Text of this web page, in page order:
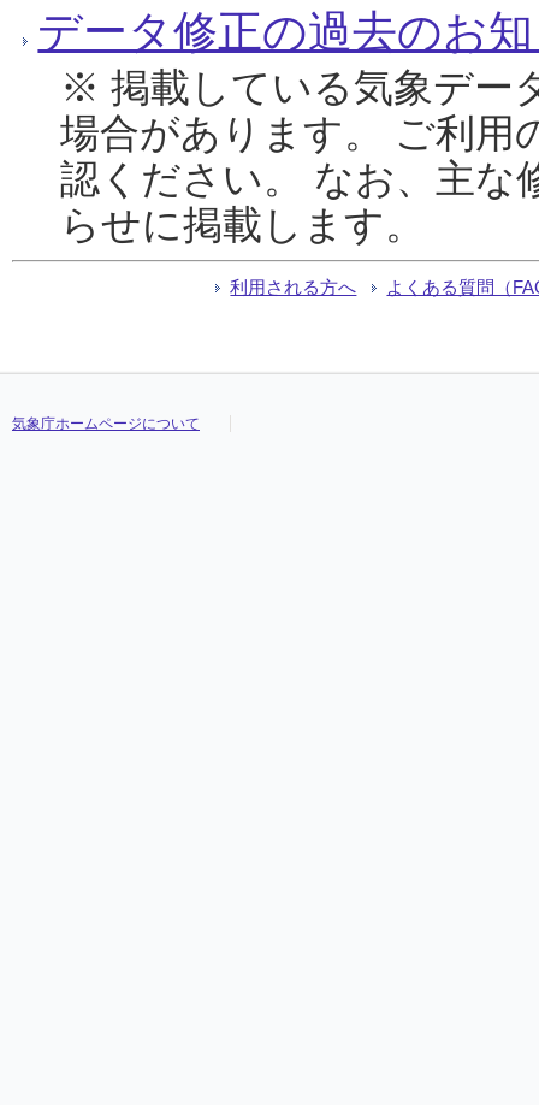
データ修正の過去のお
※ 掲載している気象デー
場合があります。 ご利用
認ください。 なお、主な
らせに掲載します。
利用される方へ よくある質問（
気象庁ホームページについて